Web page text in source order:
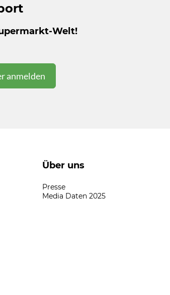
Welt!
Über uns
Presse
Media Daten 2025